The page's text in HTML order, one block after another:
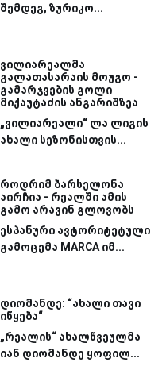
შემდეგ, ზურიკო...
ვილიარეალმა
გალათასარაის მოუგო -
გამარჯვების გოლი
მიქაუტაძის ანგარიშზეა
„ვილიარეალი“ ლა ლიგის
ახალი სეზონისთვის...
როდრიმ ბარსელონა
აირჩია - რეალში ამის
გამო არავინ გლოვობს
ესპანური ავტორიტეტული
გამოცემა MARCA იმ...
დიომანდე: “ახალი თავი
იწყება“
„რეალის“ ახალწვეულმა
იან დიომანდე ყოფილ...